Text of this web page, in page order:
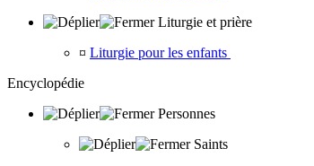
Liturgie et prière
¤ Liturgie pour les enfants
Encyclopédie
Personnes
Saints